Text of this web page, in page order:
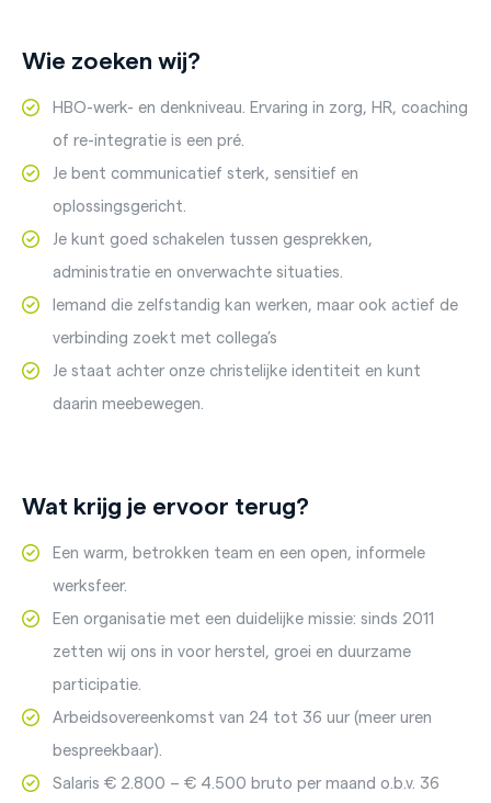
Wie zoeken wij?
HBO-werk- en denkniveau. Ervaring in zorg, HR, coaching
of re-integratie is een pré.
Je bent communicatief sterk, sensitief en
oplossingsgericht.
Je kunt goed schakelen tussen gesprekken,
administratie en onverwachte situaties.
Iemand die zelfstandig kan werken, maar ook actief de
verbinding zoekt met collega’s
Je staat achter onze christelijke identiteit en kunt
daarin meebewegen.
Wat krijg je ervoor terug?
Een warm, betrokken team en een open, informele
werksfeer.
Een organisatie met een duidelijke missie: sinds 2011
zetten wij ons in voor herstel, groei en duurzame
participatie.
Arbeidsovereenkomst van 24 tot 36 uur (meer uren
bespreekbaar).
Salaris € 2.800 – € 4.500 bruto per maand o.b.v. 36